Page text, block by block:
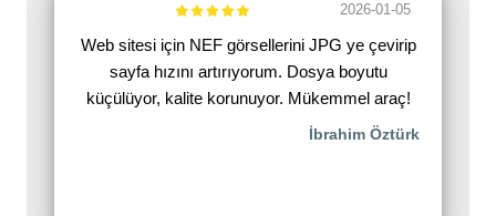
2026-01-05
Web sitesi için NEF görsellerini JPG ye çevirip
sayfa hızını artırıyorum. Dosya boyutu
küçülüyor, kalite korunuyor. Mükemmel araç!
İbrahim Öztürk